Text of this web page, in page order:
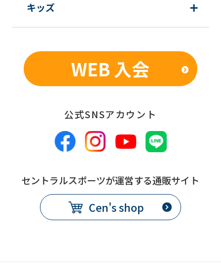
キッズ
WEB 入会
公式SNSアカウント
セントラルスポーツが運営する通販サイト
Cen's shop